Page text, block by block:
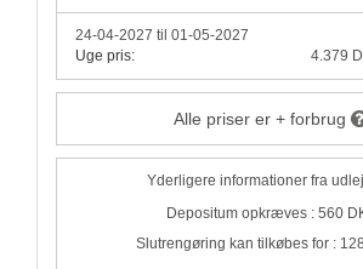
24-04-2027 til 01-05-2027
Uge pris:
4.379
Alle priser er + forbrug
Yderligere informationer fra
Depositum opkræves : 560
Slutrengøring kan tilkøbes for :